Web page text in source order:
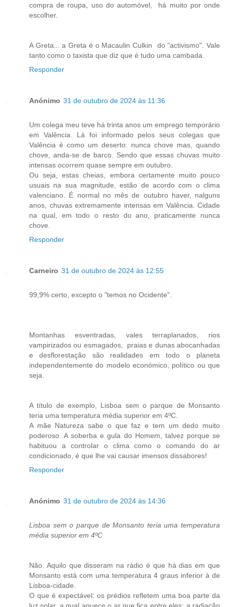
compra de roupa, uso do automóvel, há muito por onde
escolher.
A Greta... a Greta é o Macaulin Culkin do "activismo". Vale
tanto como o taxista que diz que é tudo uma cambada.
Responder
Anónimo 31 de outubro de 2024 às 11:36
Um colega meu teve há trinta anos um emprego temporário
em Valência. Lá foi informado pelos seus colegas que
Valência é como um deserto: nunca chove mas, quando
chove, anda-se de barco. Sendo que essas chuvas muito
intensas ocorrem quase sempre em outubro.
Ou seja, estas cheias, embora certamente muito pouco
usuais na sua magnitude, estão de acordo com o clima
valenciano. É normal no mês de outubro haver, nalguns
anos, chuvas extremamente intensas em Valência. Cidade
na qual, em todo o resto do ano, praticamente nunca
chove.
Responder
Carneiro 31 de outubro de 2024 às 12:55
99,9% certo, excepto o "temos no Ocidente".
Montanhas esventradas, vales terraplanados, rios
vampirizados ou esmagados, praias e dunas abocanhadas
e desflorestação são realidades em todo o planeta
independentemente do modelo económico, político ou que
seja.
A título de exemplo, Lisboa sem o parque de Monsanto
teria uma temperatura média superior em 4ºC.
A mãe Natureza sabe o que faz e tem um dedo muito
poderoso. A soberba e gula do Homem, talvez porque se
habituou a controlar o clima como o comando do ar
condicionado, é que lhe vai causar imensos dissabores!
Responder
Anónimo 31 de outubro de 2024 às 14:36
Lisboa sem o parque de Monsanto teria uma temperatura
média superior em 4ºC
Não. Aquilo que disseram na rádio é que há dias em que
Monsanto está com uma temperatura 4 graus inferior à de
Lisboa-cidade.
O que é expectável: os prédios refletem uma boa parte da